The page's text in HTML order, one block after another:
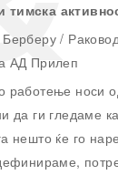
/
АД Прилеп
работење носи
да ги гледаме
нешто ќе го